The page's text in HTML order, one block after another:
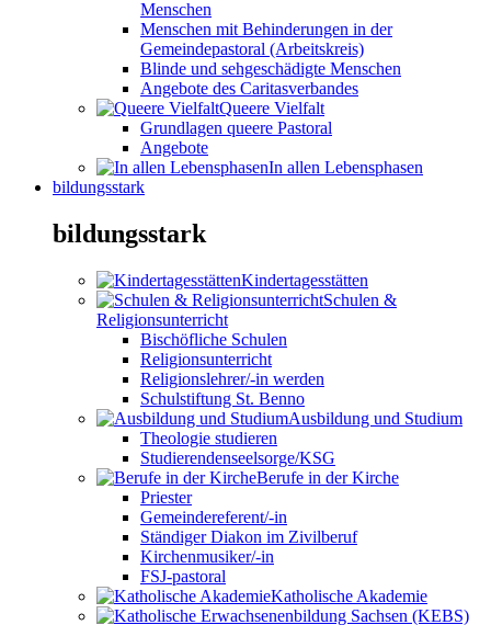
Menschen
Menschen mit Behinderungen in der
Gemeindepastoral (Arbeitskreis)
Blinde und sehgeschädigte Menschen
Angebote des Caritasverbandes
Queere Vielfalt
Grundlagen queere Pastoral
Angebote
In allen Lebensphasen
bildungsstark
bildungsstark
Kindertagesstätten
Schulen &
Religionsunterricht
Bischöfliche Schulen
Religionsunterricht
Religionslehrer/-in werden
Schulstiftung St. Benno
Ausbildung und Studium
Theologie studieren
Studierendenseelsorge/KSG
Berufe in der Kirche
Priester
Gemeindereferent/-in
Ständiger Diakon im Zivilberuf
Kirchenmusiker/-in
FSJ-pastoral
Katholische Akademie